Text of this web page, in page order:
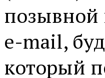
позывной
e-mail,
который